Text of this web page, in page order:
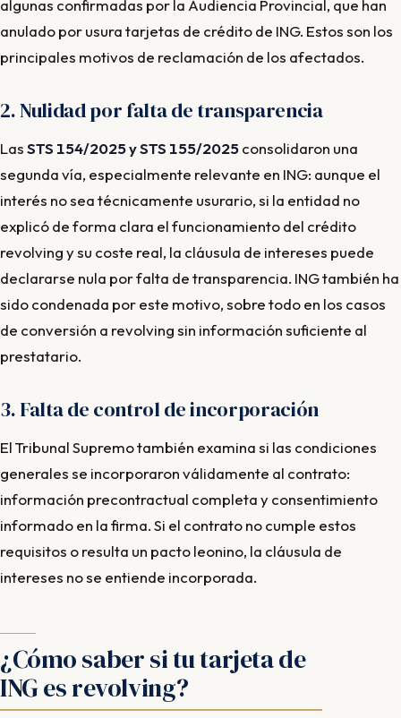
algunas confirmadas por la Audiencia Provincial, que han
anulado por usura tarjetas de crédito de ING. Estos son los
principales motivos de reclamación de los afectados.
2. Nulidad por falta de transparencia
LasSTS 154/2025 y STS 155/2025consolidaron una
segunda vía, especialmente relevante en ING: aunque el
interés no sea técnicamente usurario, si la entidad no
explicó de forma clara el funcionamiento del crédito
revolving y su coste real, la cláusula de intereses puede
declararse nula por falta de transparencia. ING también ha
sido condenada por este motivo, sobre todo en los casos
de conversión a revolving sin información suficiente al
prestatario.
3. Falta de control de incorporación
El Tribunal Supremo también examina si las condiciones
generales se incorporaron válidamente al contrato:
información precontractual completa y consentimiento
informado en la firma. Si el contrato no cumple estos
requisitos o resulta un pacto leonino, la cláusula de
intereses no se entiende incorporada.
¿Cómo saber si tu tarjeta de
ING es revolving?